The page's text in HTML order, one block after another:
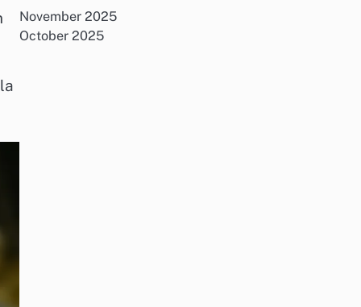
November 2025
October 2025